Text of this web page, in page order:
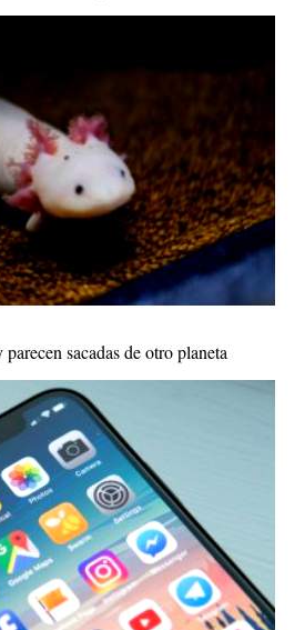
sacadas de otro planeta